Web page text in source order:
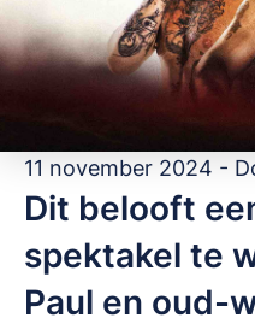
11 november 2024 -
Dit belooft
spektakel te
Paul en oud-